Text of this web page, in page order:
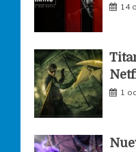
b
o
o
a
g
14
1